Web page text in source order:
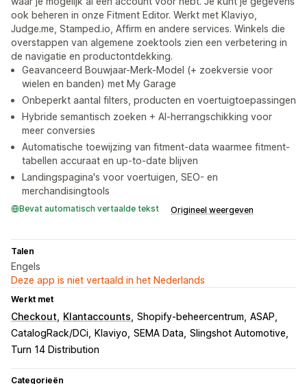
ook beheren in onze Fitment Editor. Werkt met Klaviyo,
Judge.me, Stamped.io, Affirm en andere services. Winkels die
overstappen van algemene zoektools zien een verbetering in
de navigatie en productontdekking.
Geavanceerd Bouwjaar-Merk-Model (+ zoekversie voor
wielen en banden) met My Garage
Onbeperkt aantal filters, producten en voertuigtoepassingen
Hybride semantisch zoeken + AI-herrangschikking voor
meer conversies
Automatische toewijzing van fitment-data waarmee fitment-
tabellen accuraat en up-to-date blijven
Landingspagina's voor voertuigen, SEO- en
merchandisingtools
Bevat automatisch vertaalde tekst Origineel weergeven
Talen
Engels
Deze app is niet vertaald in het Nederlands
Werkt met
Checkout Klantaccounts Shopify-beheercentrum ASAP
CatalogRack/DCi
Klaviyo SEMA Data Slingshot Automotive
Turn 14 Distribution
Categorieën